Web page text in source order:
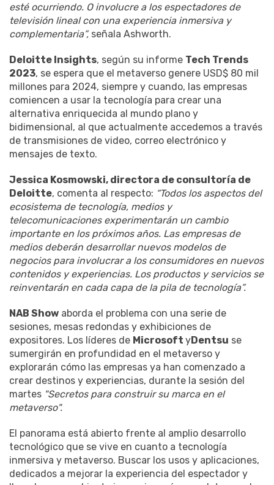
esté ocurriendo. O involucre a los espectadores de
televisión lineal con una experiencia inmersiva y
complementaria”, señala Ashworth.
Deloitte Insights, según su informe Tech Trends
2023, se espera que el metaverso genere USD$ 80 mil
millones para 2024, siempre y cuando, las empresas
comiencen a usar la tecnología para crear una
alternativa enriquecida al mundo plano y
bidimensional, al que actualmente accedemos a través
de transmisiones de video, correo electrónico y
mensajes de texto.
Jessica Kosmowski, directora de consultoría de
Deloitte, comenta al respecto: “Todos los aspectos del
ecosistema de tecnología, medios y
telecomunicaciones experimentarán un cambio
importante en los próximos años. Las empresas de
medios deberán desarrollar nuevos modelos de
negocios para involucrar a los consumidores en nuevos
contenidos y experiencias. Los productos y servicios se
reinventarán en cada capa de la pila de tecnología”.
NAB Show aborda el problema con una serie de
sesiones, mesas redondas y exhibiciones de
expositores. Los líderes de Microsoft yDentsu se
sumergirán en profundidad en el metaverso y
explorarán cómo las empresas ya han comenzado a
crear destinos y experiencias, durante la sesión del
martes "Secretos para construir su marca en el
metaverso".
El panorama está abierto frente al amplio desarrollo
tecnológico que se vive en cuanto a tecnología
inmersiva y metaverso. Buscar los usos y aplicaciones,
dedicados a mejorar la experiencia del espectador y